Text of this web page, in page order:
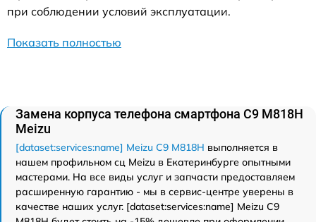
при соблюдении условий эксплуатации.
Показать полностью
Замена корпуса телефона смартфона C9 M818H
Meizu
[dataset:services:name] Meizu C9 M818H выполняется в
нашем профильном сц Meizu в Екатеринбурге опытными
мастерами. На все виды услуг и запчасти предоставляем
расширенную гарантию - мы в сервис-центре уверены в
качестве наших услуг. [dataset:services:name] Meizu C9